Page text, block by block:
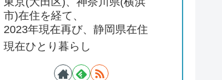
市)在住を経て、
2023年現在再び、静岡県在住
現在ひとり暮らし